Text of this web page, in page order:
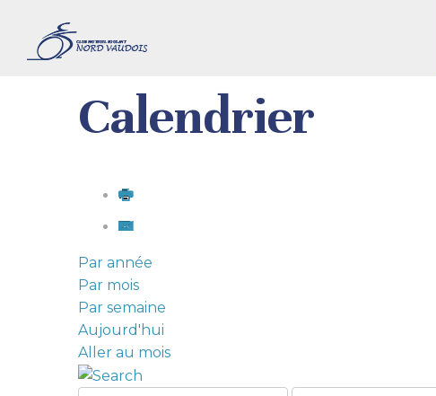
Calendrier
Par année
Par mois
Par semaine
Aujourd'hui
Aller au mois